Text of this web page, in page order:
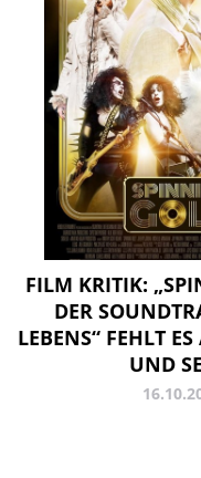
FILM KRITIK:
DER
LEBENS“ FEHLT
UND